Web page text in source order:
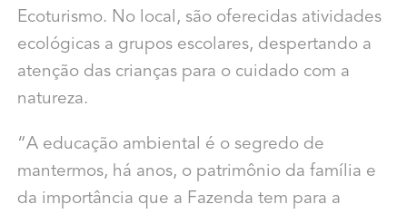
Ecoturismo. No local, são oferecidas atividades
ecológicas a grupos escolares, despertando a
atenção das crianças para o cuidado com a
natureza.
“A educação ambiental é o segredo de
mantermos, há anos, o patrimônio da família e
da importância que a Fazenda tem para a